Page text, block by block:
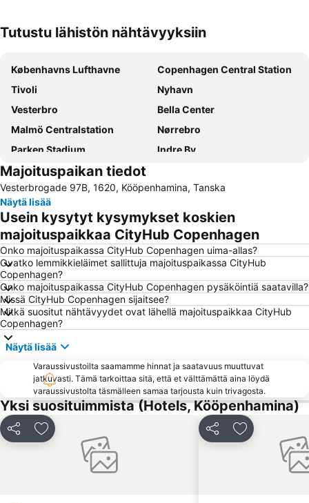
Tutustu lähistön nähtävyyksiin
Københavns Lufthavne
Copenhagen Central Station
Tivoli
Nyhavn
Vesterbro
Bella Center
Malmö Centralstation
Nørrebro
Parken Stadium
Indre By
Nørreport station
Kongens Nytorv
Østerbro
Amager Centret
Rådhuspladsen
Ørestad
Frederiksberg
Royal Copenhagen
Christianshavn
Hornbæk Vest
Strøget
Snekkersten
Christiania
Dansk jødisk museum
Copenhagen Port
Malmö Arena
Helsingør Havn
Fisketorvet
Kanalen
Roskilde Festival
Frederiksberg Centret
Operaen
Cph Cool
Ny Carlsberg Glyptotek
Biking Copenhague
Danske Kunstindustrimuseet
Majoituspaikan tiedot
Vesterbrogade 97B, 1620, Kööpenhamina, Tanska
Näytä lisää
Usein kysytyt kysymykset koskien
majoituspaikkaa CityHub Copenhagen
Onko majoituspaikassa CityHub Copenhagen uima-allas?
Ovatko lemmikkieläimet sallittuja majoituspaikassa CityHub
Copenhagen?
Onko majoituspaikassa CityHub Copenhagen pysäköintiä saatavilla?
Missä CityHub Copenhagen sijaitsee?
Mitkä suositut nähtävyydet ovat lähellä majoituspaikkaa CityHub
Copenhagen?
Näytä lisää
Varaussivustoilta saamamme hinnat ja saatavuus muuttuvat
jatkuvasti. Tämä tarkoittaa sitä, että et välttämättä aina löydä
varaussivustolta täsmälleen samaa tarjousta kuin trivagosta.
Yksi suosituimmista (Hotels, Kööpenhamina)
Jaa Lisää suosikkeihin Jaa Lisää